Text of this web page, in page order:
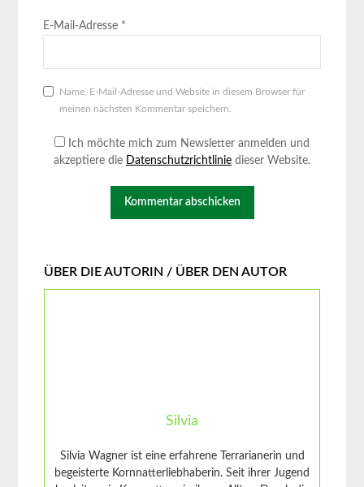
E-Mail-Adresse *
Name, E-Mail-Adresse und Website in diesem Browser für
meinen nächsten Kommentar speichern.
Ich möchte mich zum Newsletter anmelden und
akzeptiere die Datenschutzrichtlinie dieser Website.
ÜBER DIE AUTORIN / ÜBER DEN AUTOR
Silvia
Silvia Wagner ist eine erfahrene Terrarianerin und
begeisterte Kornnatterliebhaberin. Seit ihrer Jugend